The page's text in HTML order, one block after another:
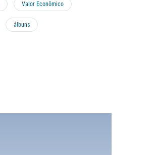
Valor Econômico
álbuns